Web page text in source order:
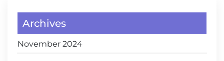
Archives
November 2024